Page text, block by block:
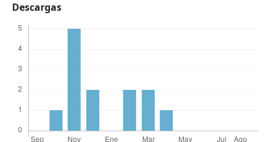
Descargas